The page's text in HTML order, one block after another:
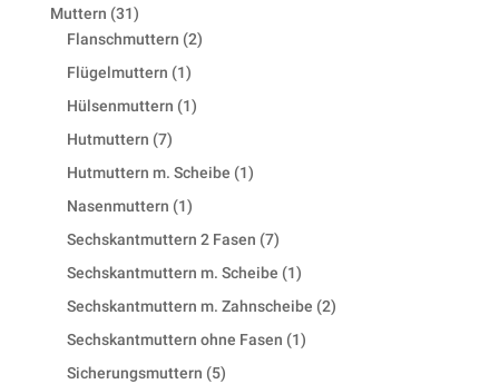
Muttern 3131
products
Flanschmuttern 22
Flügelmuttern 11
product
Hülsenmuttern 11
Hutmuttern 77
products
Hutmuttern m. Scheibe 11
Nasenmuttern 11
product
Sechskantmuttern 2 Fasen 77
products
Sechskantmuttern m. Scheibe 11
product
Sechskantmuttern m. Zahnscheibe 22
Sechskantmuttern ohne Fasen 11
Sicherungsmuttern 55